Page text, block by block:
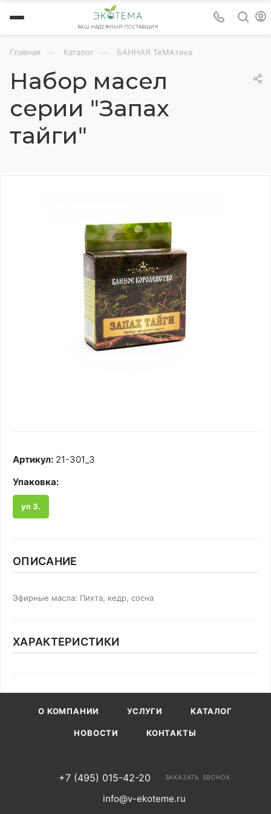
ВАШ НАДЕЖНЫЙ ПОСТАВЩИК
Главная — Каталог — БАННАЯ ТеМАтика
Набор масел
серии "Запах
тайги"
Артикул: 21-301_3
Упаковка:
уп 3.
ОПИСАНИЕ
Эфирные масла: Пихта, кедр, сосна
ХАРАКТЕРИСТИКИ
О КОМПАНИИ УСЛУГИ КАТАЛОГ
НОВОСТИ КОНТАКТЫ
+7 (495) 015-42-20 ЗАКАЗАТЬ ЗВОНОК
info@v-ekoteme.ru